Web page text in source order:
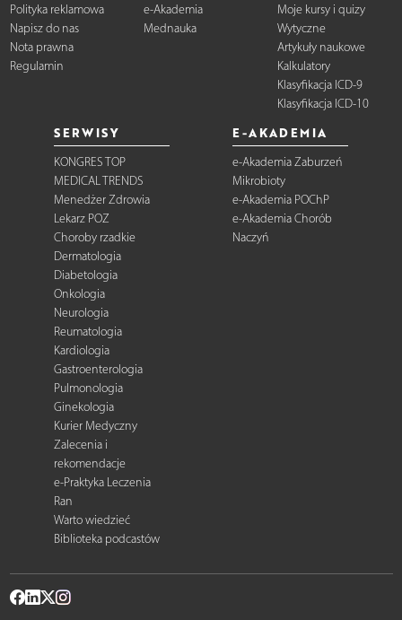
Polityka reklamowa
Napisz do nas
Nota prawna
Regulamin
e-Akademia
Mednauka
Moje kursy i quizy
Wytyczne
Artykuły naukowe
Kalkulatory
Klasyfikacja ICD-9
Klasyfikacja ICD-10
SERWISY
KONGRES TOP
MEDICAL TRENDS
Menedżer Zdrowia
Lekarz POZ
Choroby rzadkie
Dermatologia
Diabetologia
Onkologia
Neurologia
Reumatologia
Kardiologia
Gastroenterologia
Pulmonologia
Ginekologia
Kurier Medyczny
Zalecenia i
rekomendacje
e-Praktyka Leczenia
Ran
Warto wiedzieć
Biblioteka podcastów
E-AKADEMIA
e-Akademia Zaburzeń
Mikrobioty
e-Akademia POChP
e-Akademia Chorób
Naczyń